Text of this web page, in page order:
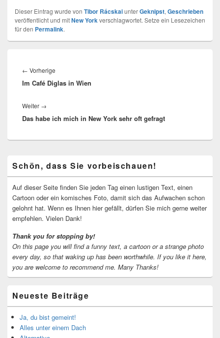
Dieser Eintrag wurde von Tibor RácskaiunterGeknipst, Geschrieben
veröffentlicht und mitNew Yorkverschlagwortet. Setze ein Lesezeichen
für den Permalink.
← Vorherige
Beitrag:
Im Café Diglas in Wien
Weiter →
Beitrag:
Das habe ich mich in New York sehr oft gefragt
Seitenleisten-
Widgetbereich
Schön, dass Sie vorbeischauen!
Auf dieser Seite finden Sie jeden Tag einen lustigen Text, einen
Cartoon oder ein komisches Foto, damit sich das Aufwachen schon
gelohnt hat. Wenn es Ihnen hier gefällt, dürfen Sie mich gerne weiter
empfehlen. Vielen Dank!
Thank you for stopping by!
On this page you will find a funny text, a cartoon or a strange photo
every day, so that waking up has been worthwhile. If you like it here,
you are welcome to recommend me. Many Thanks!
Neueste Beiträge
Ja, du bist gemeint!
Alles unter einem Dach